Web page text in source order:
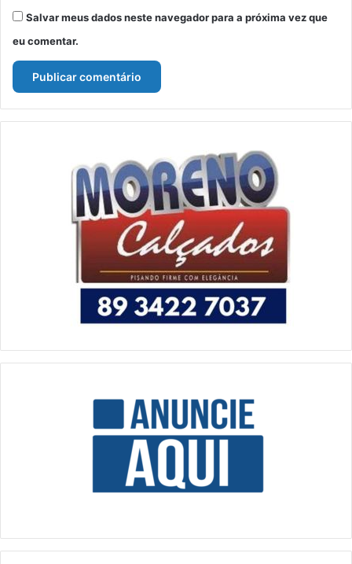
Salvar meus dados neste navegador para a próxima vez que
eu comentar.